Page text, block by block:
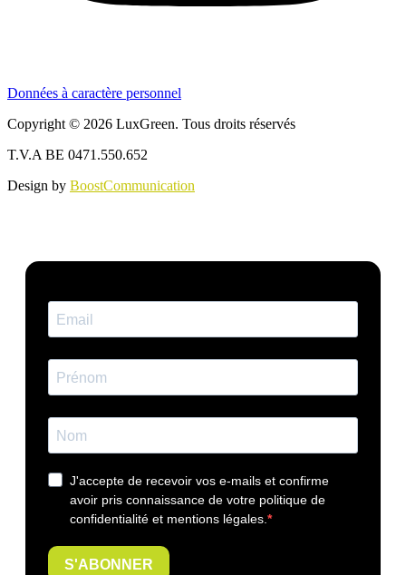
Données à caractère personnel
Copyright © 2026 LuxGreen. Tous droits réservés
T.V.A BE 0471.550.652
Design by BoostCommunication